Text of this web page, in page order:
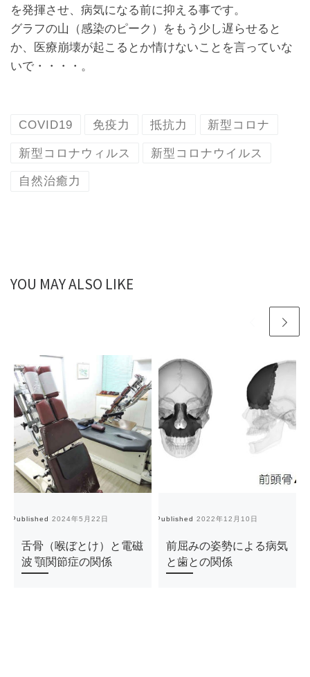
を発揮させ、病気になる前に抑える事です。
グラフの山（感染のピーク）をもう少し遅らせると
か、医療崩壊が起こるとか情けないことを言っていな
いで・・・・。
COVID19 免疫力 抵抗力 新型コロナ
新型コロナウィルス 新型コロナウイルス
自然治癒力
YOU MAY ALSO LIKE
Published2024年5月22日
舌骨（喉ぼとけ）と電磁
波 顎関節症の関係
Published2022年12月10日
前屈みの姿勢による病気
と歯との関係